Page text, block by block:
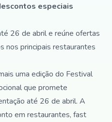
especiais
26 de abril e reúne ofertas
nos principais restaurantes
uma edição do Festival
que promete
até 26 de abril. A
em restaurantes, fast